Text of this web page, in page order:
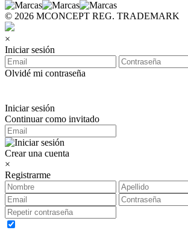
© 2026 MCONCEPT REG. TRADEMARK
×
Iniciar sesión
Olvidé mi contraseña
Iniciar sesión
Continuar como invitado
Crear una cuenta
×
Registrarme